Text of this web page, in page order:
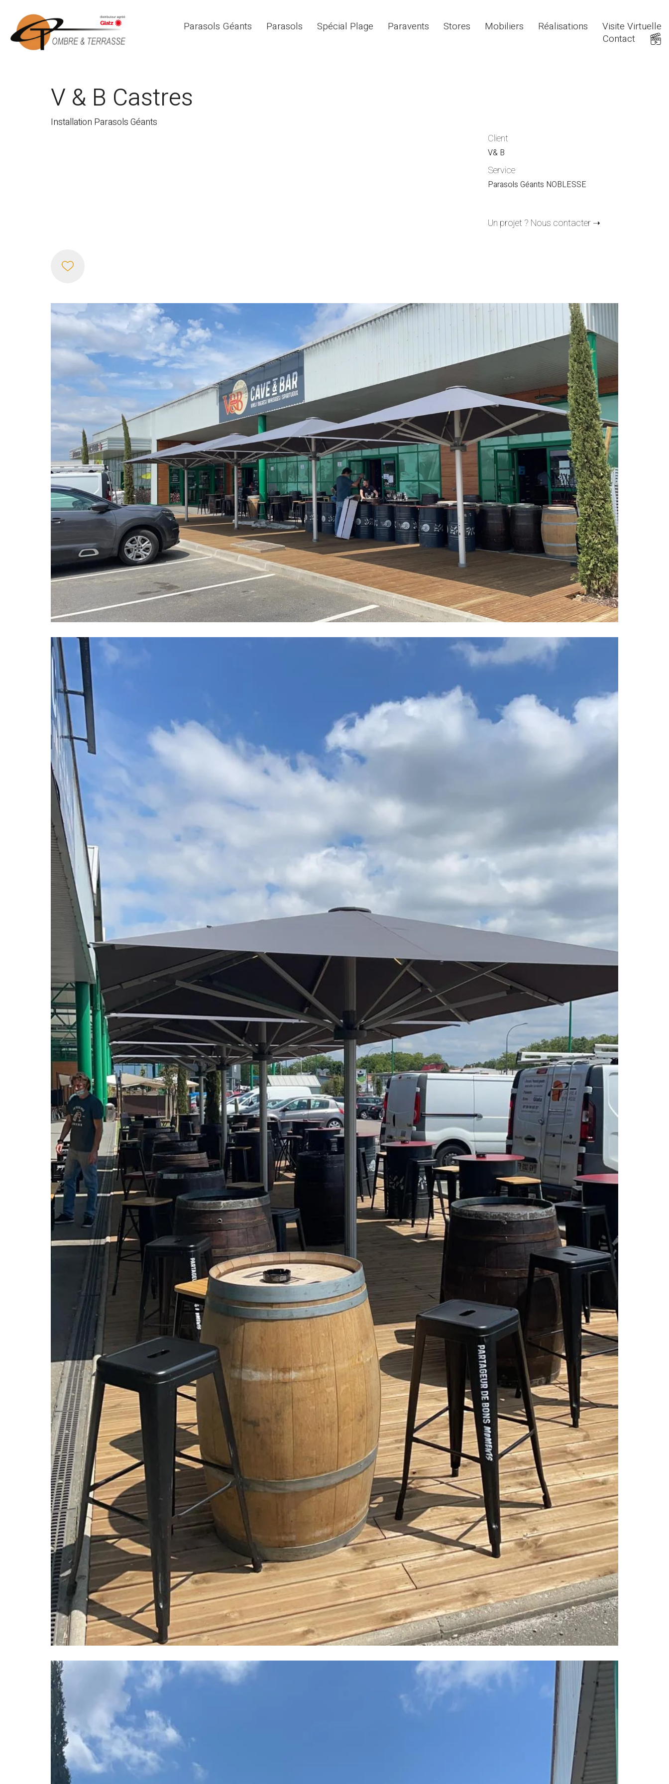
Parasols Géants Parasols Spécial Plage Paravents Stores Mobiliers Réalisations
Visite Virtuelle
Contact
V & B Castres
Installation Parasols Géants
Client
V& B
Service
Parasols Géants NOBLESSE
Un projet ? Nous contacter